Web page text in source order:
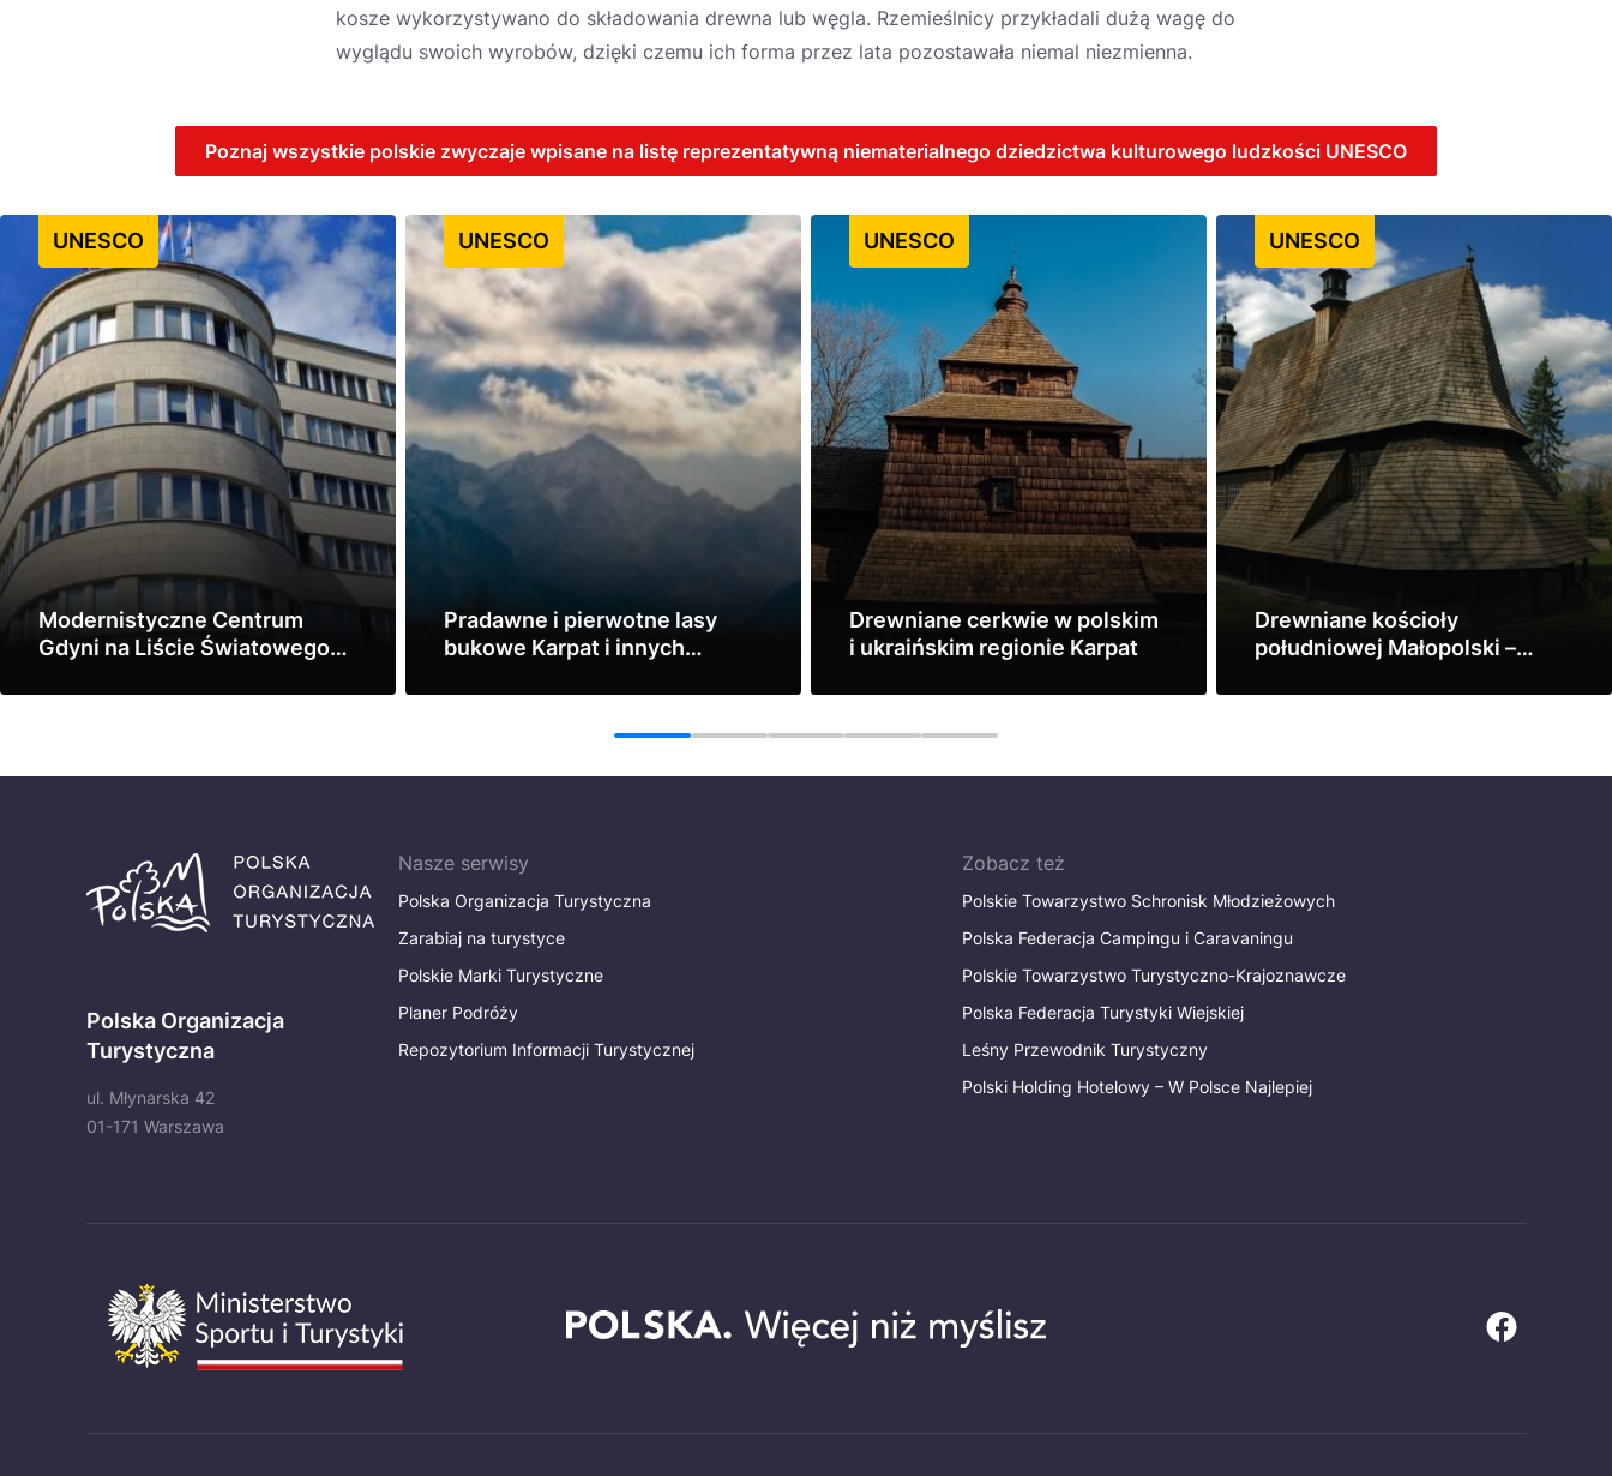
kosze wykorzystywano do składowania drewna lub węgla. Rzemieślnicy przykładali dużą wagę do
wyglądu swoich wyrobów, dzięki czemu ich forma przez lata pozostawała niemal niezmienna.
Poznaj wszystkie polskie zwyczaje wpisane na listę reprezentatywną niematerialnego dziedzictwa kulturowego ludzkości UNESCO
UNESCO
Modernistyczne Centrum
Gdyni na Liście Światowego
Zobacz
UNESCO
Pradawne i pierwotne lasy
bukowe Karpat i innych
Zobacz
UNESCO
Drewniane cerkwie w polskim
i ukraińskim regionie Karpat
Zobacz
UNESCO
Drewniane kościoły
południowej Małopolski –
Haczów, Lipnica Murowana,
Zobacz
1 2 3 4 5
Polska Organizacja
Turystyczna
ul. Młynarska 42
01-171 Warszawa
Nasze serwisy
Polska Organizacja Turystyczna
Zarabiaj na turystyce
Polskie Marki Turystyczne
Planer Podróży
Repozytorium Informacji Turystycznej
Zobacz też
Polskie Towarzystwo Schronisk Młodzieżowych
Polska Federacja Campingu i Caravaningu
Polskie Towarzystwo Turystyczno-Krajoznawcze
Polska Federacja Turystyki Wiejskiej
Leśny Przewodnik Turystyczny
Polski Holding Hotelowy – W Polsce Najlepiej